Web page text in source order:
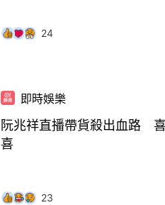
24
即時娛樂
阮兆祥直播帶貨殺出血路
喜
23